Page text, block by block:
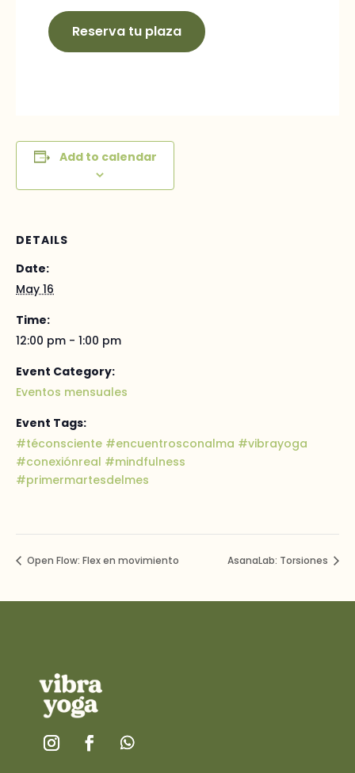
Reserva tu plaza
Add to calendar
DETAILS
Date:
May 16
Time:
12:00 pm - 1:00 pm
Event Category:
Eventos mensuales
Event Tags:
#téconsciente #encuentrosconalma #vibrayoga
#conexiónreal #mindfulness
#primermartesdelmes
Open Flow: Flex en movimiento AsanaLab: Torsiones